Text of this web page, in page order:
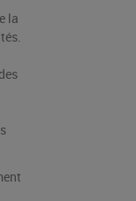
la